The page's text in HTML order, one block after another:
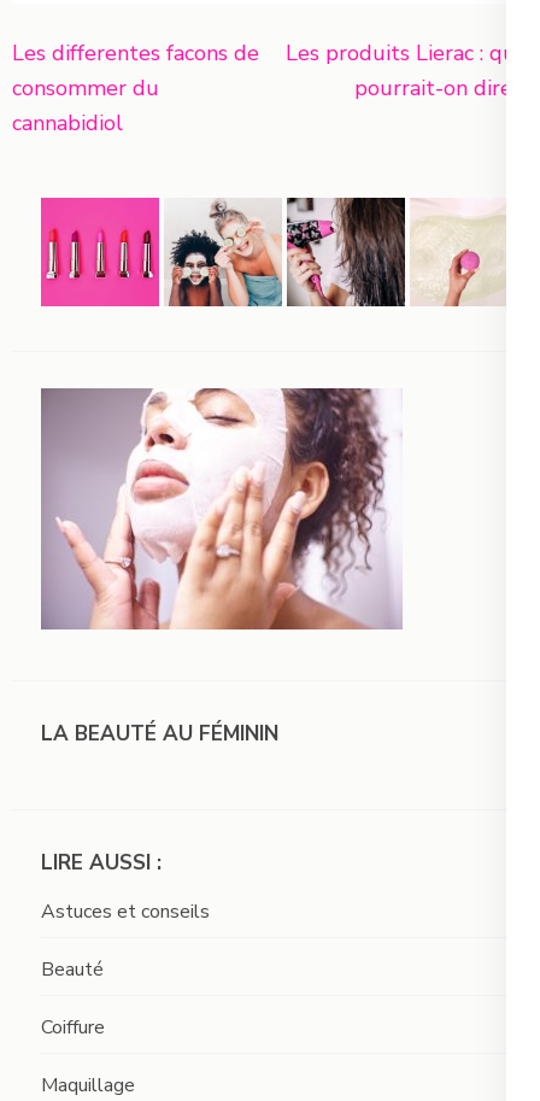
Navigation
de
l’article
Les differentes facons de
consommer du
cannabidiol
Les produits Lierac : que
pourrait-on dire ?
LA BEAUTÉ AU FÉMININ
LIRE AUSSI :
Astuces et conseils
Beauté
Coiffure
Maquillage